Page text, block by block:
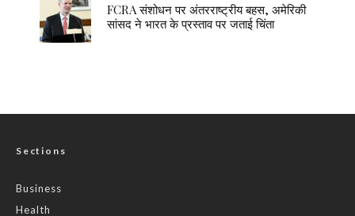
FCRA संशोधन पर अंतरराष्ट्रीय बहस, अमेरिकी
सांसद ने भारत के प्रस्ताव पर जताई चिंता
Sections
Business
Health